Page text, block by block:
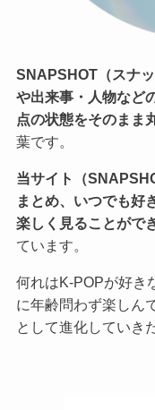
SNAPSHOT（スナッ
や出来事・人物など
点の状態をそのまま
葉です。
当サイト（
まとめ、いつでも好
楽しく見ることがで
ています。
何れはK-POPが好き
に年齢問わず楽しん
として進化していき